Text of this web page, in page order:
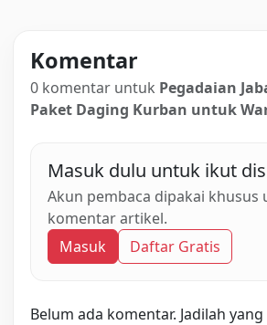
Komentar
0 komentar untuk Pegadaian
Paket Daging Kurban untuk
Masuk dulu untuk ikut
Akun pembaca dipakai khusus
komentar artikel.
Masuk
Daftar Gratis
Belum ada komentar. Jadilah